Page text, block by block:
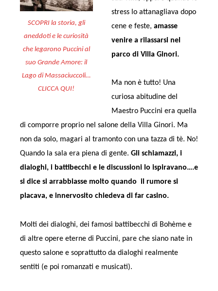
SCOPRI la storia, gli
aneddoti e le curiosità
che legarono Puccini al
suo Grande Amore: il
Lago di Massaciuccoli…
CLICCA QUI!
stress lo attanagliava dopo
cene e feste, amasse
venire a rilassarsi nel
parco di Villa Ginori.
Ma non è tutto! Una
curiosa abitudine del
Maestro Puccini era quella
di comporre proprio nel salone della Villa Ginori. Ma
non da solo, magari al tramonto con una tazza di tè. No!
Quando la sala era piena di gente. Gli schiamazzi, i
dialoghi, i battibecchi e le discussioni lo ispiravano….e
si dice si arrabbiasse molto quando il rumore si
placava, e innervosito chiedeva di far casino.
Molti dei dialoghi, dei famosi battibecchi di Bohème e
di altre opere eterne di Puccini, pare che siano nate in
questo salone e soprattutto da dialoghi realmente
sentiti (e poi romanzati e musicati).